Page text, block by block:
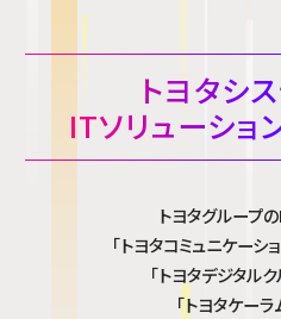
トヨタシ
ITソリューショ
トヨタグループ
「トヨタコミュニケーショ
「トヨタデジタル
「トヨタケーラ